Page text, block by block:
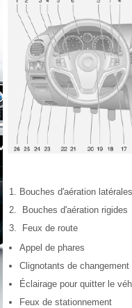
Bouches d'aération latérales
Bouches d'aération rigides
Feux de route
Appel de phares
Clignotants de
Éclairage pour quitter le
Feux de stationnement